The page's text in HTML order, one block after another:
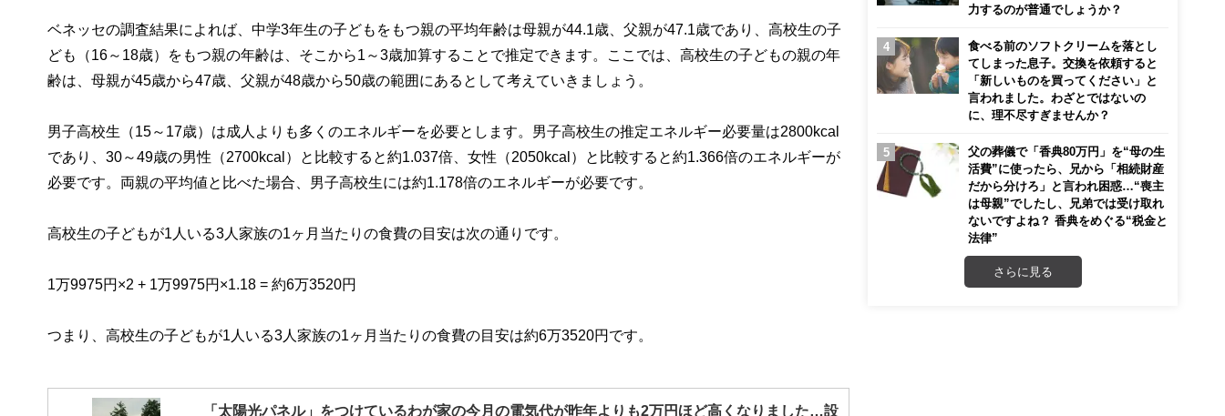
ベネッセの調査結果によれば、中学3年生の子どもをもつ親の平均年齢は母親が44.1歳、父親が47.1歳であり、高校生の子
ども（16～18歳）をもつ親の年齢は、そこから1～3歳加算することで推定できます。ここでは、高校生の子どもの親の年
齢は、母親が45歳から47歳、父親が48歳から50歳の範囲にあるとして考えていきましょう。
男子高校生（15～17歳）は成人よりも多くのエネルギーを必要とします。男子高校生の推定エネルギー必要量は2800kcal
であり、30～49歳の男性（2700kcal）と比較すると約1.037倍、女性（2050kcal）と比較すると約1.366倍のエネルギーが
必要です。両親の平均値と比べた場合、男子高校生には約1.178倍のエネルギーが必要です。
高校生の子どもが1人いる3人家族の1ヶ月当たりの食費の目安は次の通りです。
1万9975円×2 + 1万9975円×1.18 = 約6万3520円
つまり、高校生の子どもが1人いる3人家族の1ヶ月当たりの食費の目安は約6万3520円です。
「太陽光パネル」をつけているわが家の今月の電気代が昨年よりも2万円ほど高くなりました…設
力するのが普通でしょうか？
食べる前のソフトクリームを落とし
てしまった息子。交換を依頼すると
「新しいものを買ってください」と
言われました。わざとではないの
に、理不尽すぎませんか？
父の葬儀で「香典80万円」を“母の生
活費”に使ったら、兄から「相続財産
だから分けろ」と言われ困惑…“喪主
は母親”でしたし、兄弟では受け取れ
ないですよね？ 香典をめぐる“税金と
法律”
さらに見る